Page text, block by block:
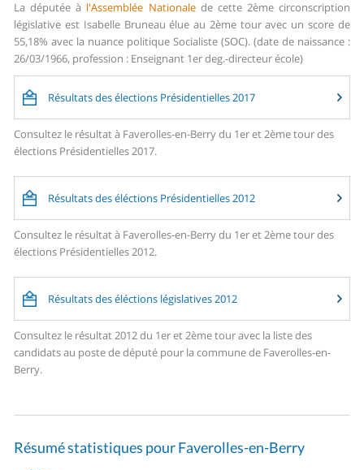
La députée à l'Assemblée Nationalede cette 2ème circonscription
législative est Isabelle Bruneau élue au 2ème tour avec un score de
55,18% avec la nuance politique Socialiste (SOC). (date de naissance :
26/03/1966, profession : Enseignant 1er deg.-directeur école)
Résultats des élections Présidentielles 2017
Consultez le résultat à Faverolles-en-Berry du 1er et 2ème tour des
élections Présidentielles 2017.
Résultats des éléctions Présidentielles 2012
Consultez le résultat à Faverolles-en-Berry du 1er et 2ème tour des
élections Présidentielles 2012.
Résultats des éléctions législatives 2012
Consultez le résultat 2012 du 1er et 2ème tour avec la liste des
candidats au poste de député pour la commune de Faverolles-en-
Berry.
Résumé statistiques pour Faverolles-en-Berry